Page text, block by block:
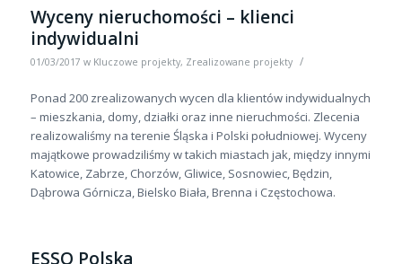
Wyceny nieruchomości – klienci
indywidualni
01/03/2017 w Kluczowe projekty, Zrealizowane projekty /
Ponad 200 zrealizowanych wycen dla klientów indywidualnych
– mieszkania, domy, działki oraz inne nieruchmości. Zlecenia
realizowaliśmy na terenie Śląska i Polski południowej. Wyceny
majątkowe prowadziliśmy w takich miastach jak, między innymi
Katowice, Zabrze, Chorzów, Gliwice, Sosnowiec, Będzin,
Dąbrowa Górnicza, Bielsko Biała, Brenna i Częstochowa.
ESSO Polska